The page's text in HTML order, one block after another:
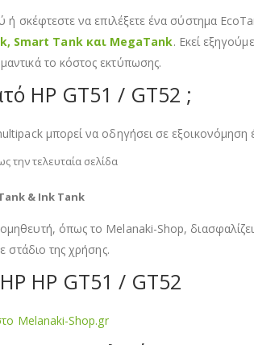
ή σκέφτεστε να επιλέξετε ένα σύστημα
Smart Tank και MegaTank. Εκεί
το κόστος εκτύπωσης.
HP GT51 / GT52 ;
μπορεί να οδηγήσει σε εξοικονόμηση
την τελευταία σελίδα
& Ink Tank
όπως το Melanaki-Shop,
στάδιο της χρήσης.
HP GT51 / GT52
Melanaki-Shop.gr